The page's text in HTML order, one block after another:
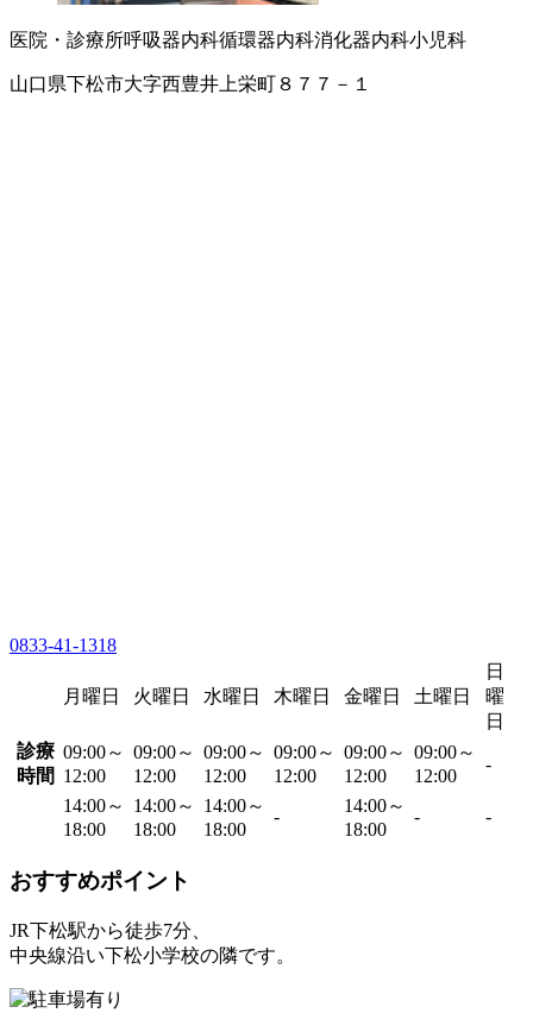
医院・診療所呼吸器内科循環器内科消化器内科小児科
山口県下松市大字西豊井上栄町８７７－１
0833-41-1318
月曜日 火曜日 水曜日 木曜日 金曜日 土曜日
日
曜
日
診療
時間
09:00～
12:00
09:00～
12:00
09:00～
12:00
09:00～
12:00
09:00～
12:00
09:00～
12:00
-
14:00～
18:00
14:00～
18:00
14:00～
18:00
-
14:00～
18:00
- -
おすすめポイント
JR下松駅から徒歩7分、
中央線沿い下松小学校の隣です。